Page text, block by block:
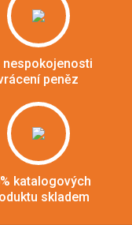
nespokojenosti
peněz
katalogových
skladem